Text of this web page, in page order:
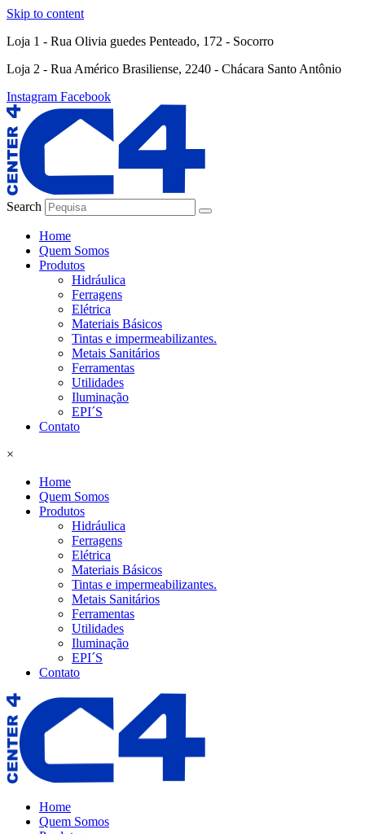
Skip to content
Loja 1 - Rua Olivia guedes Penteado, 172 - Socorro
Loja 2 - Rua Américo Brasiliense, 2240 - Chácara Santo Antônio
Instagram Facebook
Search
Home
Quem Somos
Produtos
Hidráulica
Ferragens
Elétrica
Materiais Básicos
Tintas e impermeabilizantes.
Metais Sanitários
Ferramentas
Utilidades
Iluminação
EPI´S
Contato
×
Home
Quem Somos
Produtos
Hidráulica
Ferragens
Elétrica
Materiais Básicos
Tintas e impermeabilizantes.
Metais Sanitários
Ferramentas
Utilidades
Iluminação
EPI´S
Contato
Home
Quem Somos